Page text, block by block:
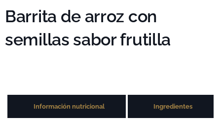
Barrita de arroz con
semillas sabor frutilla
Información nutricional Ingredientes